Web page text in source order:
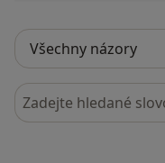
Hledejte v názorech